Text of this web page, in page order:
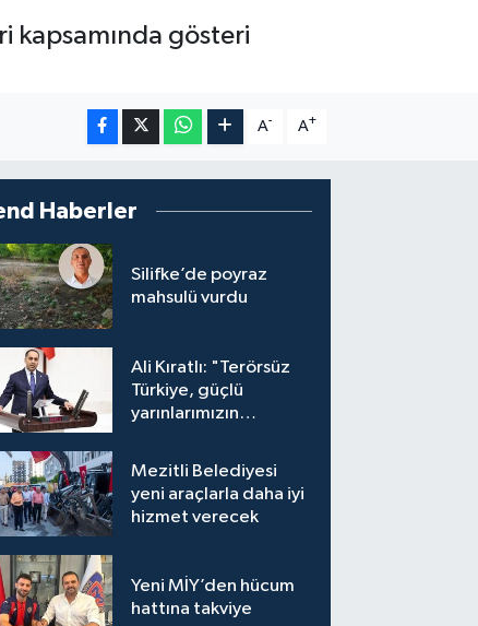
kapsamında gösteri
A- A+
Haberler
Silifke’de poyraz
mahsulü vurdu
Ali Kıratlı: "Terörsüz
Türkiye, güçlü
yarınlarımızın
Mezitli Belediyesi
yeni araçlarla daha iyi
hizmet verecek
Yeni MİY’den hücum
hattına takviye